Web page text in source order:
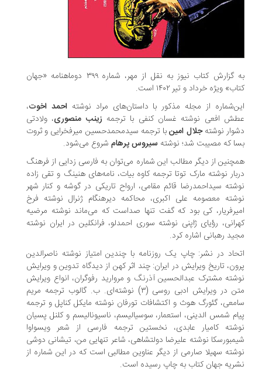
به گزارش کتاب نیوز به نقل از مهر، شماره ۳۹۹ دوماهنامه «جهان
کتاب» ویژه خرداد و تیر ۱۴۰۲ است.
این‌شماره از مجله مذکور با داستان‌های مراد نوشتهاحمد اخوت،
عطش افعی نوشته غسان کنفی با ترجمه زینب منصوری، ولادتی
دشوار نوشتهجلال امینبا ترجمه سیدمحمدحسین میرفخرایی و ثروت
بسا که مصیبت شد؛ نوشته سیروس پرهام شروع می‌شود.
همچنین از دیگر مطالب این شماره می‌توان به فارسی زدایی از فرهنگ
دربار نوشته مارک توتا ترجمه کاوه بیات، نامه‌های هنینگ و تقی زاده
نوشته سیداحمدرضا قائم مقامی، ارواح تاریکی در گوشه و کنار شهر
نوشته معصومه علی اکبری، محاکمه دیرهنگام ژنرال نوشته فرخ
امیرفریار، کی بود که گفت تنها صداست که می‌ماند نوشته مرضیه
کهرانی، رؤیای ژاپنی نوشته سوری احمدلو، فرانکلین در ایران نوشته
مجید رهبانی اشاره کرد.
اتحاد در نشر: چاپ یک روزنامه با چندین امتیاز نوشته ناصرالدین
پرون، تاریخ ویرایش در ایران: چند اثر کهن از دیدگاه تدوین و ویرایش
نوشته مشترک عبدالحسین آذرنگ و مروارید رفوگران، انواع ویرایش
متن در ویرایش ادبی روسی (۳) نوشته‌ای. ب. گالوب ترجمه مریم
سامعی، گئورگ هوث و اکتشافات تورفان نوشته مایکل کناپل و ترجمه
پیام شمس الدینی، استعمار، سوسیالیسم، ناسیونالیسم و کلنل پسیان
نوشته کامیار عابدی، نخستین ترجمه فارسی از شعر ویسواوا
شیمبورسکا نوشته علیرضا دولتشاهی، شاعر تنهایی من، تیشانی دوشی
نوشته سهیلا صارمی از دیگر عناوین مطالبی است که در این شماره از
نشریه جهان کتاب به چاپ رسیده است.